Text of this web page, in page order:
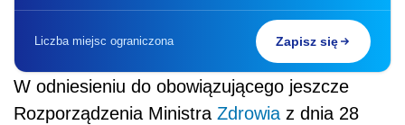
Liczba miejsc ograniczona Zapisz się
W odniesieniu do obowiązującego jeszcze
Rozporządzenia Ministra Zdrowia z dnia 28